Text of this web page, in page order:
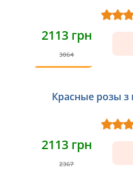
2113 грн
3064
Красные розы
2113 грн
2367